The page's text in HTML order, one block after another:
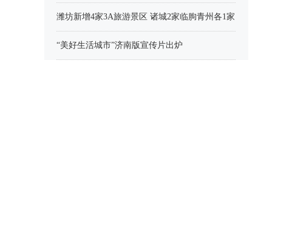
潍坊新增4家3A旅游景区 诸城2家临朐青州各1家
“美好生活城市”济南版宣传片出炉